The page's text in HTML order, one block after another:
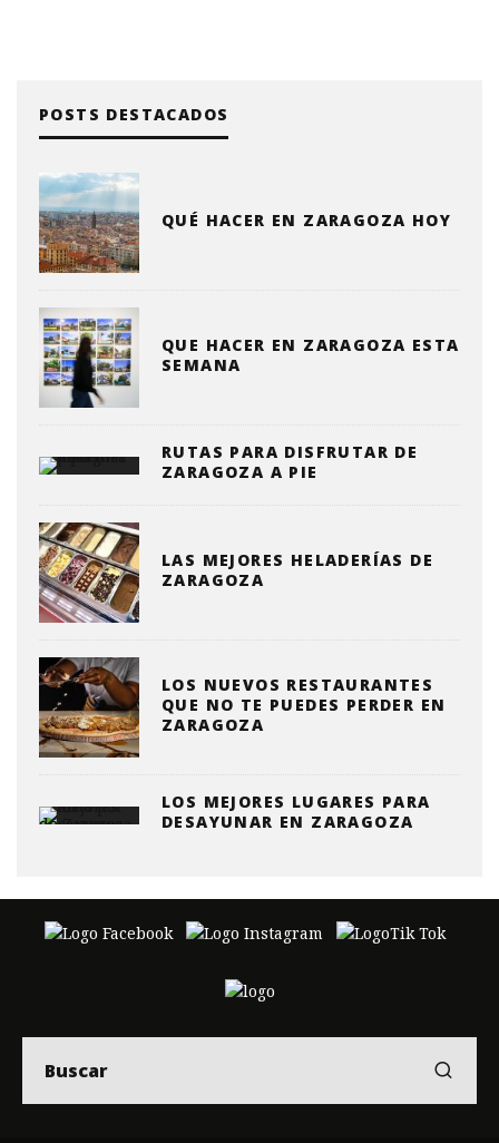
POSTS DESTACADOS
QUÉ HACER EN ZARAGOZA HOY
QUE HACER EN ZARAGOZA ESTA
SEMANA
RUTAS PARA DISFRUTAR DE
ZARAGOZA A PIE
LAS MEJORES HELADERÍAS DE
ZARAGOZA
LOS NUEVOS RESTAURANTES
QUE NO TE PUEDES PERDER EN
ZARAGOZA
LOS MEJORES LUGARES PARA
DESAYUNAR EN ZARAGOZA